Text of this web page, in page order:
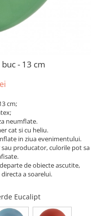
- 13 cm
cm;
neumflate.
cat si cu heliu.
in ziua evenimentului.
producator, culorile pot sa
de obiecte ascutite,
a soarelui.
Eucalipt